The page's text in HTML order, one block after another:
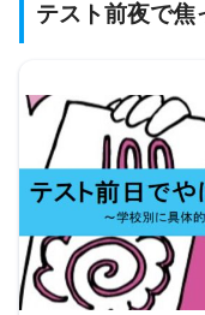
テスト前夜で焦